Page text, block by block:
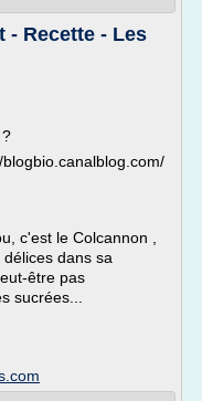
- Recette - Les
c'est le Colcannon ,
dans sa
être pas
sucrées...